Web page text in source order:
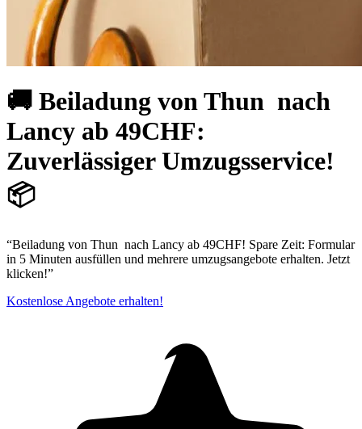
🚚 Beiladung von Thun ⁠ nach
Lancy ab 49CHF:
Zuverlässiger Umzugsservice!
📦
“Beiladung von Thun ⁠ nach Lancy ab 49CHF! Spare Zeit: Formular
in 5 Minuten ausfüllen und mehrere umzugsangebote erhalten. Jetzt
klicken!”
Kostenlose Angebote erhalten!